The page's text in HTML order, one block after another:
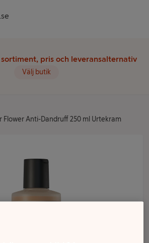
pris och leveransalternativ
Välj butik
Flower Anti-Dandruff 250 ml Urtekram